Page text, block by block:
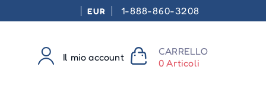
EUR 1-888-860-3208
Il mio account
CARRELLO
0 Articoli